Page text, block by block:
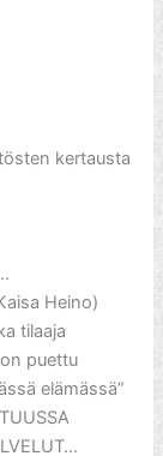
kertausta
Heino)
tilaaja
puettu
elämässä”